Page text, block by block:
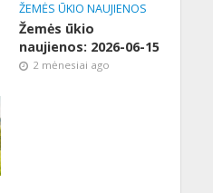
ŽEMĖS ŪKIO NAUJIENOS
Žemės ūkio
naujienos: 2026-06-15
2 mėnesiai ago